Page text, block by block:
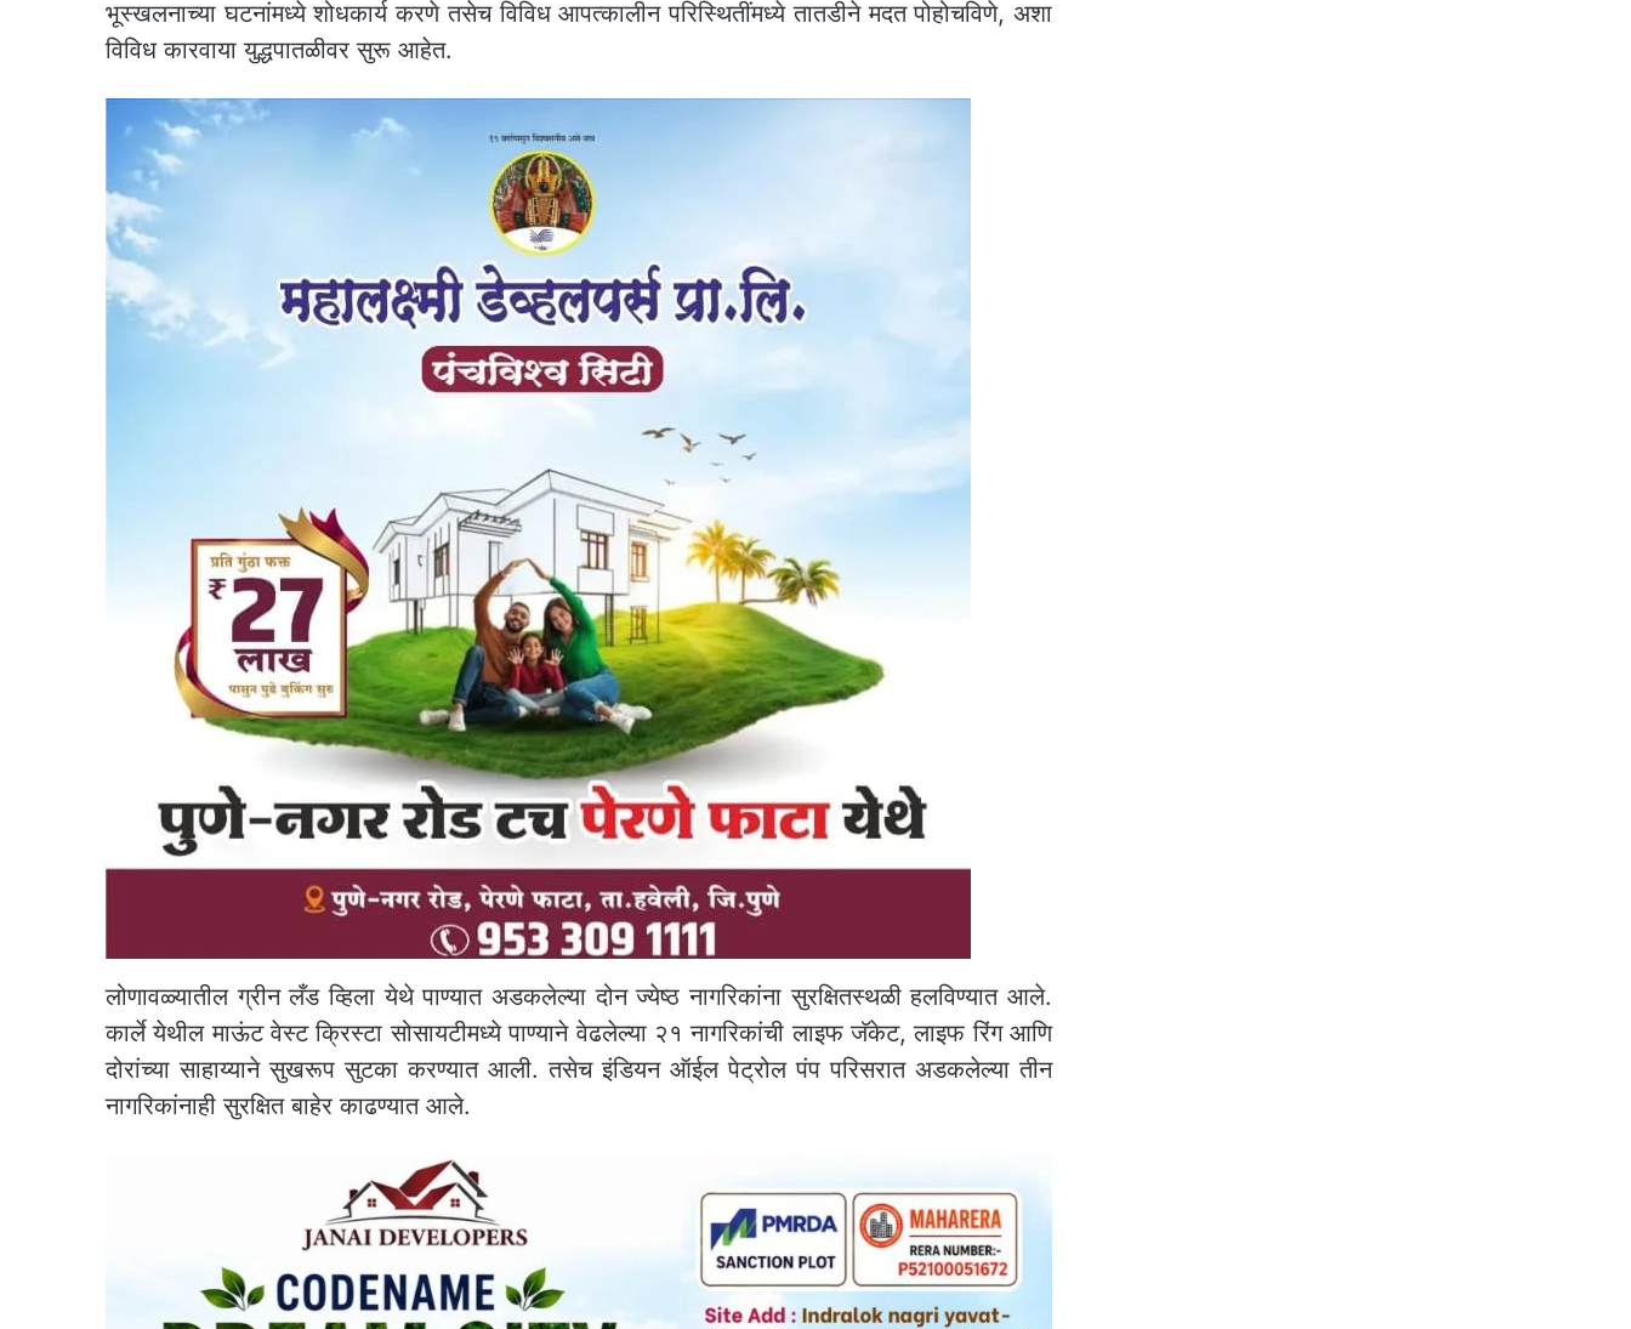
भूस्खलनाच्या घटनांमध्ये शोधकार्य करणे तसेच विविध आपत्कालीन परिस्थितींमध्ये तातडीने मदत पोहोचविणे, अशा
विविध कारवाया युद्धपातळीवर सुरू आहेत.
लोणावळ्यातील ग्रीन लँड व्हिला येथे पाण्यात अडकलेल्या दोन ज्येष्ठ नागरिकांना सुरक्षितस्थळी हलविण्यात आले.
कार्ले येथील माऊंट वेस्ट क्रिस्टा सोसायटीमध्ये पाण्याने वेढलेल्या २१ नागरिकांची लाइफ जॅकेट, लाइफ रिंग आणि
दोरांच्या साहाय्याने सुखरूप सुटका करण्यात आली. तसेच इंडियन ऑईल पेट्रोल पंप परिसरात अडकलेल्या तीन
नागरिकांनाही सुरक्षित बाहेर काढण्यात आले.